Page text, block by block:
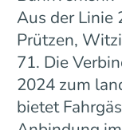
Aus der Linie
Prützen,
71. Die
2024 zum
bietet